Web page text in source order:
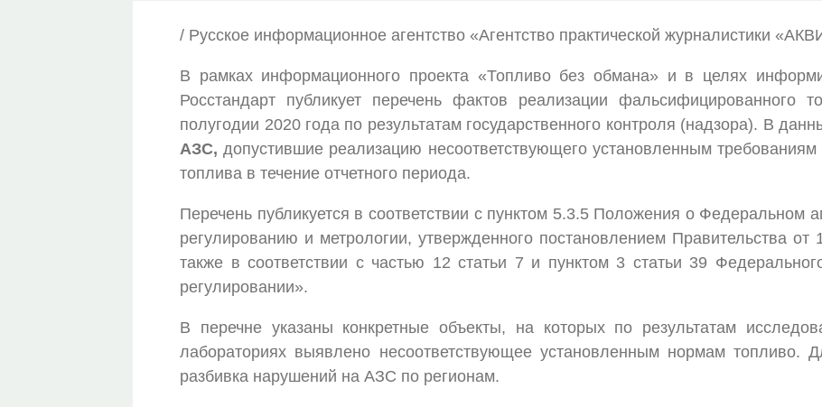
/ Русское информационное агентство «Агентство практической журналистики
В рамках информационного проекта «Топливо без обмана» и в целях
Росстандарт публикует перечень фактов реализации фальсифицированного
полугодии 2020 года по результатам государственного контроля (надзора). В
АЗС, допустившие реализацию несоответствующего установленным требованиям
топлива в течение отчетного периода.
Перечень публикуется в соответствии с пунктом 5.3.5 Положения о Федеральном
регулированию и метрологии, утвержденного постановлением Правительства
также в соответствии с частью 12 статьи 7 и пунктом 3 статьи 39
регулировании».
В перечне указаны конкретные объекты, на которых по результатам
лабораториях выявлено несоответствующее установленным нормам топливо.
разбивка нарушений на АЗС по регионам.